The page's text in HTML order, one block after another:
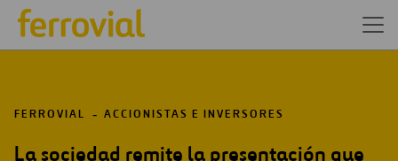
FERROVIAL ACCIONISTAS E INVERSORES
La sociedad remite la presentación que